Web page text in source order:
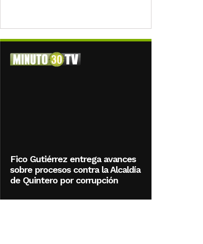
Fico Gutiérrez entrega avances
sobre procesos contra la Alcaldía
de Quintero por corrupción